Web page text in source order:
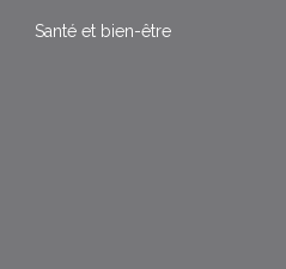
Santé et bien-être